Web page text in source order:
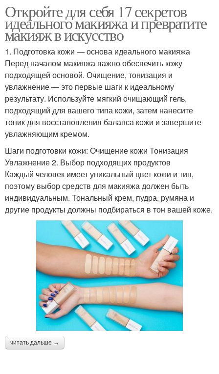
Откройте для себя 17 секретов
идеального макияжа и превратите
макияж в искусство
1. Подготовка кожи — основа идеального макияжа
Перед началом макияжа важно обеспечить кожу
подходящей основой. Очищение, тонизация и
увлажнение — это первые шаги к идеальному
результату. Используйте мягкий очищающий гель,
подходящий для вашего типа кожи, затем нанесите
тоник для восстановления баланса кожи и завершите
увлажняющим кремом.
Шаги подготовки кожи: Очищение кожи Тонизация
Увлажнение 2. Выбор подходящих продуктов
Каждый человек имеет уникальный цвет кожи и тип,
поэтому выбор средств для макияжа должен быть
индивидуальным. Тональный крем, пудра, румяна и
другие продукты должны подбираться в тон вашей коже.
читать дальше →